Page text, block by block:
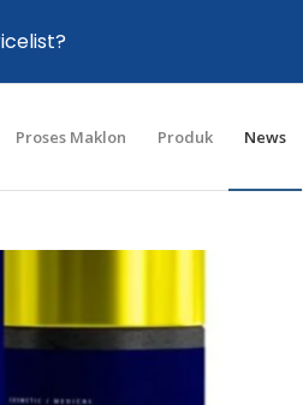
Proses Maklon Produk News